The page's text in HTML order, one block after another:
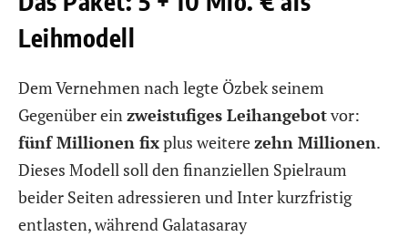
Leihmodell
Dem Vernehmen nach legte Özbek seinem
Gegenüber einzweistufiges Leihangebotvor:
fünf Millionen fixplus weiterezehn Millionen.
Dieses Modell soll den finanziellen Spielraum
beider Seiten adressieren und Inter kurzfristig
entlasten, während Galatasaray